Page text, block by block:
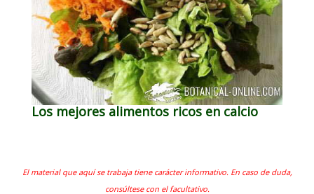
Los mejores alimentos ricos en calcio
El material que aquí se trabaja tiene carácter informativo. En caso de duda,
consúltese con el facultativo.